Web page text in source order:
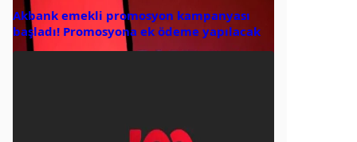
Akbank emekli promosyon kampanyası
başladı! Promosyona ek ödeme yapılacak